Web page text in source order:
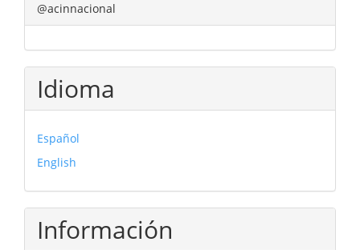
@acinnacional
Idioma
Español
English
Información